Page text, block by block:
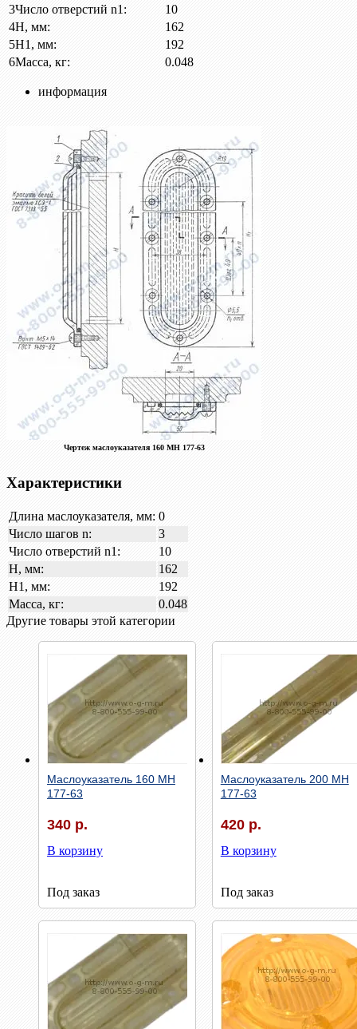
3Число отверстий n1:
10
4H, мм:
162
5H1, мм:
192
6Масса, кг: 0.048
информация
Чертеж маслоуказателя 160 МН 177-63
Характеристики
Длина маслоуказателя, мм: 0
Число шагов n:
3
Число отверстий n1:
10
H, мм:
162
H1, мм:
192
Масса, кг:
0.048
Другие товары этой категории
Быстрый просмотр
Маслоуказатель 160 МН
177-63
340 р.
В корзину
Под заказ
Быстрый просмотр
Маслоуказатель 200 МН
177-63
420 р.
В корзину
Под заказ